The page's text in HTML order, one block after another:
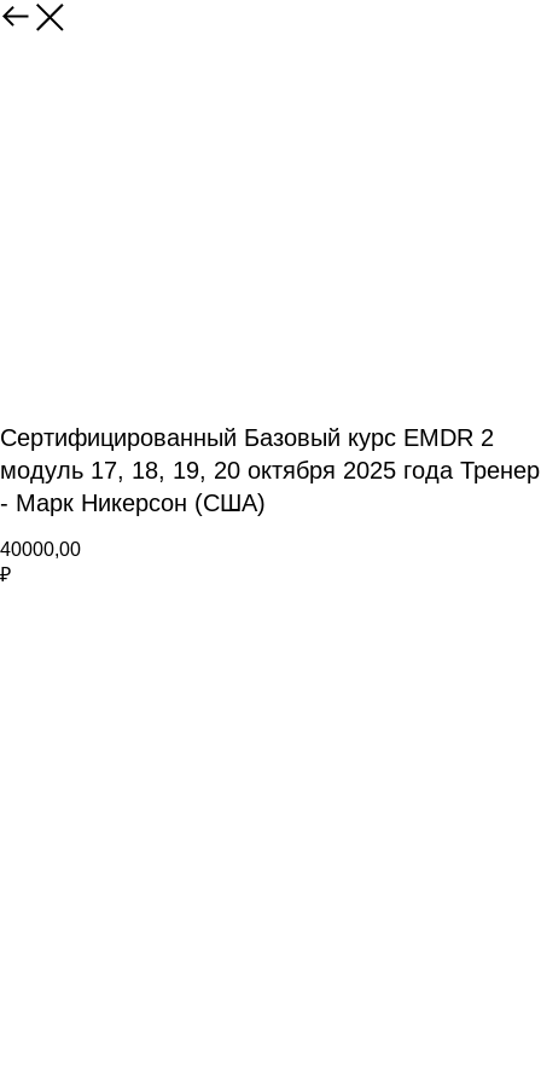
Сертифицированный Базовый курс EMDR 2
модуль 17, 18, 19, 20 октября 2025 года Тренер
- Марк Никерсон (США)
40000,00
₽